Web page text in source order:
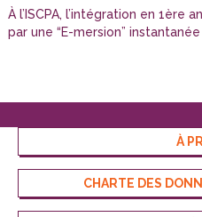
À l’ISCPA, l’intégration en 1ère
par une “E-mersion”
À
CHARTE DES